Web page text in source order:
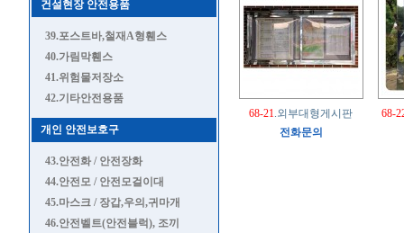
건설현장 안전용품
39.포스트바,철재A형휀스
40.가림막휀스
41.위험물저장소
42.기타안전용품
개인 안전보호구
43.안전화 / 안전장화
44.안전모 / 안전모걸이대
45.마스크 / 장갑,우의,귀마개
46.안전벨트(안전블럭), 조끼
68-21.외부대형게시판
전화문의
68-